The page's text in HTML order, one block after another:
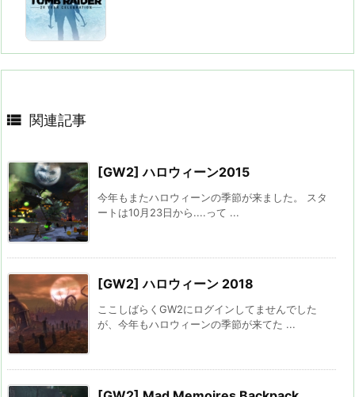
 関連記事
[GW2] ハロウィーン2015
今年もまたハロウィーンの季節が来ました。 スタ
ートは10月23日から....って ...
[GW2] ハロウィーン 2018
ここしばらくGW2にログインしてませんでした
が、今年もハロウィーンの季節が来てた ...